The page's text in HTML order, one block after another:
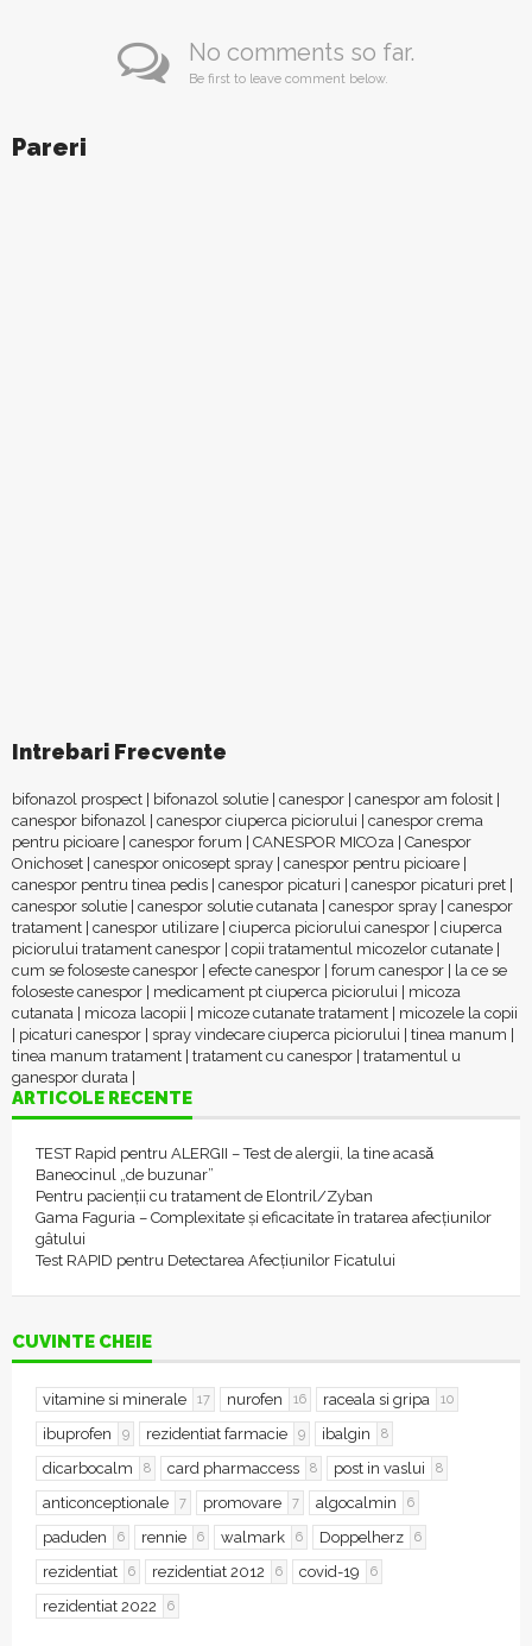
No comments so far.
Be first to leave comment below.
Pareri
Intrebari Frecvente
bifonazol prospect bifonazol solutie canespor canespor am folosit
canespor bifonazol canespor ciuperca piciorului
canespor crema
pentru picioare canespor forum CANESPOR MICOza Canespor
Onichoset canespor onicosept spray canespor pentru picioare
canespor pentru tinea pedis canespor picaturi canespor picaturi pret
canespor solutie canespor solutie cutanata canespor spray canespor
tratament canespor utilizare ciuperca piciorului canespor ciuperca
piciorului tratament canespor copii tratamentul micozelor cutanate
cum se foloseste canespor efecte canespor forum canespor
la ce se
foloseste canespor
medicament pt ciuperca piciorului
micoza
cutanata
micoza lacopii micoze cutanate tratament
micozele la copii
picaturi canespor spray vindecare ciuperca piciorului tinea manum
tinea manum tratament tratament cu canespor tratamentul u
ganespor durata
ARTICOLE RECENTE
TEST Rapid pentru ALERGII – Test de alergii, la tine acasǎ
Baneocinul „de buzunar”
Pentru pacienții cu tratament de Elontril/Zyban
Gama Faguria – Complexitate și eficacitate în tratarea afecțiunilor
gâtului
Test RAPID pentru Detectarea Afecțiunilor Ficatului
CUVINTE CHEIE
vitamine si minerale 17 nurofen 16 raceala si gripa 10
ibuprofen 9 rezidentiat farmacie 9 ibalgin 8
dicarbocalm 8 card pharmaccess 8 post in vaslui 8
anticonceptionale 7 promovare 7 algocalmin 6
paduden 6 rennie 6 walmark 6 Doppelherz 6
rezidentiat 6 rezidentiat 2012 6 covid-19 6
rezidentiat 2022 6